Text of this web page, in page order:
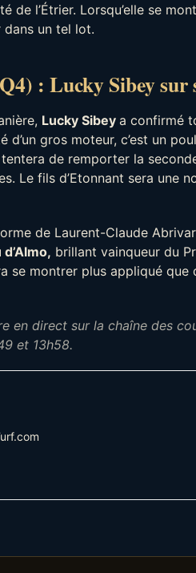
l’Étrier. Lorsqu’elle se
un tel lot.
: Lucky Sibey sur
Lucky Sibey a confirmé
gros moteur, c’est un
de remporter la
Le fils d’Etonnant sera une
de Laurent-Claude
brillant vainqueur du
se montrer plus appliqué que
en direct sur la chaîne des
et 13h58.